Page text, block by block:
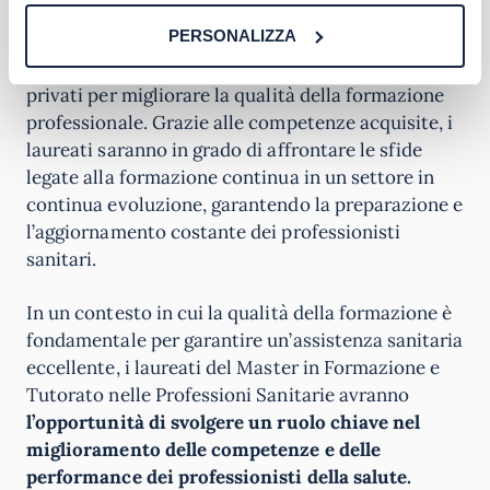
PERSONALIZZA
possibilità di lavorare comeconsulentiper la
progettazione e gestione di percorsi formativi in
ambito sanitario, collaborando con enti pubblici e
privati per migliorare la qualità della formazione
professionale. Grazie alle competenze acquisite, i
laureati saranno in grado di affrontare le sfide
legate alla formazione continua in un settore in
continua evoluzione, garantendo la preparazione e
l’aggiornamento costante dei professionisti
sanitari.
In un contesto in cui la qualità della formazione è
fondamentale per garantire un’assistenza sanitaria
eccellente, i laureati del Master in Formazione e
Tutorato nelle Professioni Sanitarie avranno
l’opportunità di svolgere un ruolo chiave nel
miglioramento delle competenze e delle
performance dei professionisti della salute.